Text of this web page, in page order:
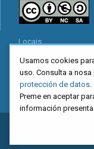
Locais
Mapa web
Redes sociais
.
Usamos cookies
uso. Consulta a nosa
protección de datos
Preme en aceptar
información